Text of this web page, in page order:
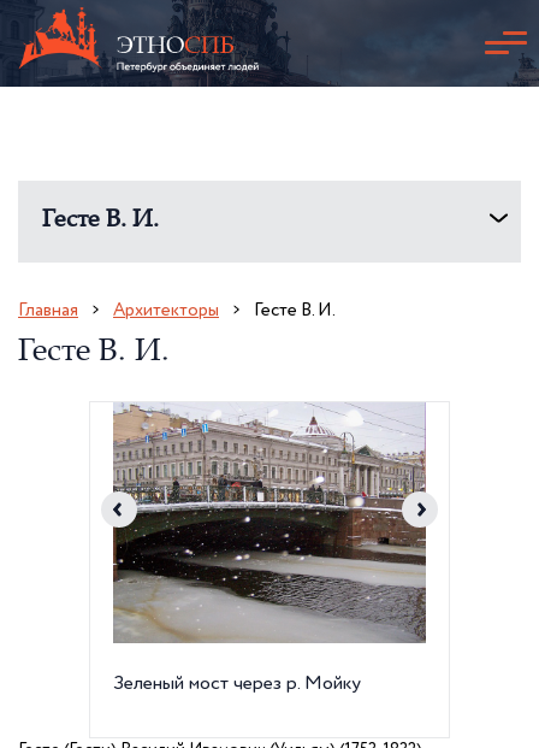
Гесте В. И.
Главная Архитекторы Гесте В. И.
Гесте В. И.
Зеленый мост через р. Мойку